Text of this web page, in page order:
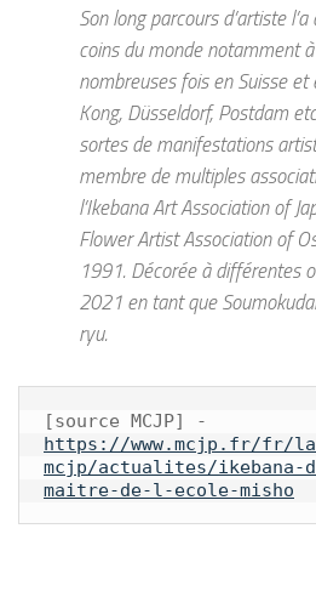
Son long parcours d’artiste
coins du monde notamment à
nombreuses fois en Suisse
Kong, Düsseldorf, Postdam
sortes de manifestations
membre de multiples
l’Ikebana Art Association of
Flower Artist Association of
1991. Décorée à différentes
2021 en tant que
ryu.
https://www.mcjp.fr/fr/
mcjp/actualites/ikebana-
maitre-de-l-ecole-misho